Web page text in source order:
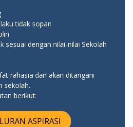
tidak sopan
sesuai dengan nilai-nilai Sekolah
rahasia dan akan ditangani
sekolah.
berikut:
ASPIRASI